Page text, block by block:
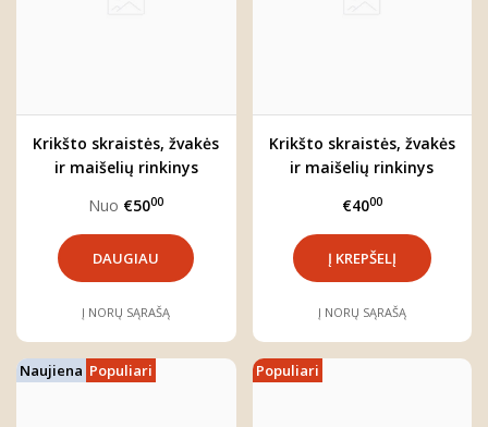
Krikšto skraistės, žvakės
ir maišelių rinkinys
Nuo €5000
DAUGIAU
Į NORŲ SĄRAŠĄ
Krikšto skraistės, žvakės
ir maišelių rinkinys
€4000
Į NORŲ SĄRAŠĄ
Naujiena Populiari Populiari